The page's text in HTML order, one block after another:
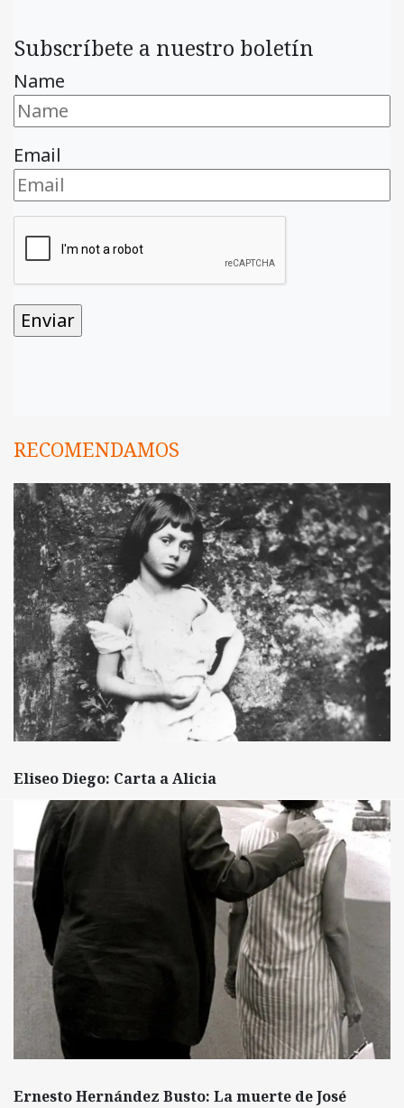
Subscríbete a nuestro boletín
Name
Email
RECOMENDAMOS
Eliseo Diego: Carta a Alicia
Ernesto Hernández Busto: La muerte de José